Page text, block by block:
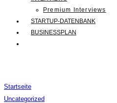
Premium Interviews
STARTUP-DATENBANK
BUSINESSPLAN
Startseite
Uncategorized